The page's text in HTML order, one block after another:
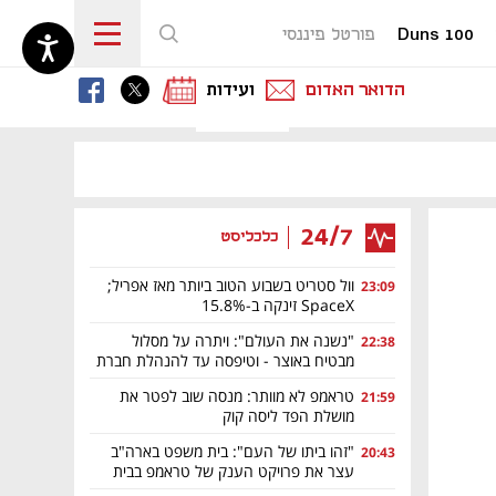
Duns 100 פורטל פיננסי
נפתח בכרטיסייה חדשה
נפתח בכרטיסייה חדשה
ועידות
נפתח בכרטיסייה חדשה
הדואר האדום
24/7 כלכליסט
23:09 וול סטריט בשבוע הטוב ביותר מאז אפריל;
SpaceX זינקה ב-15.8%
22:38 "נשנה את העולם": ויתרה על מסלול
מבטיח באוצר - וטיפסה עד להנהלת חברת
21:59 טראמפ לא מוותר: מנסה שוב לפטר את
מושלת הפד ליסה קוק
20:43 "זהו ביתו של העם": בית משפט בארה"ב
עצר את פרויקט הענק של טראמפ בבית